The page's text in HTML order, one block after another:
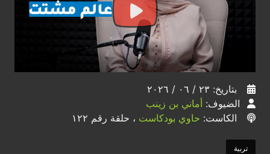
بتاريخ: ٢٣ / ٠٦ / ٢٠٢٦
الضيوف: أماني بن زينب
الكاست: حاوي بودكاست ، حلقة رقم ١٢٢
تربية